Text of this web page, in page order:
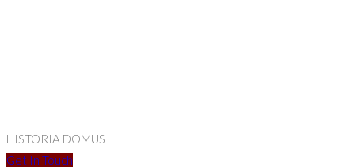
HISTORIA DOMUS
Get In Touch